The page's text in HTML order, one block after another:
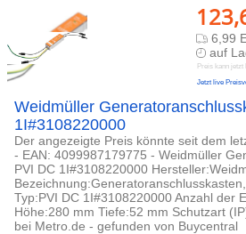
6,99
auf
Preis kann jetzt
Jetzt live
Weidmüller
1I#3108220000
Der angezeigte Preis könnte seit dem
- EAN: 4099987179775 - Weidmüller
PVI DC 1I#3108220000
Typ:PVI DC 1I#3108220000 Anzahl der
Höhe:280 mm Tiefe:52 mm Schutzart
bei Metro.de - gefunden von Buycentral